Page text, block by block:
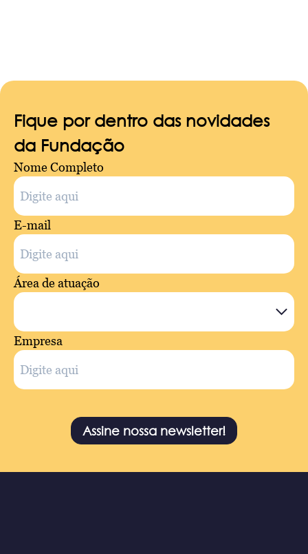
Fique por dentro das novidades
da Fundação
Nome Completo
E-mail
Área de atuação
Empresa
Assine nossa newsletter!